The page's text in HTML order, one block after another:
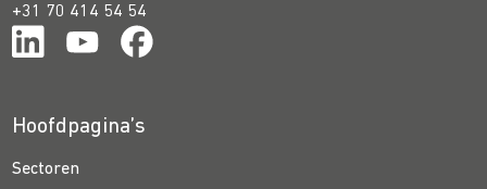
+31 70 414 54 54
Hoofdpagina’s
Sectoren